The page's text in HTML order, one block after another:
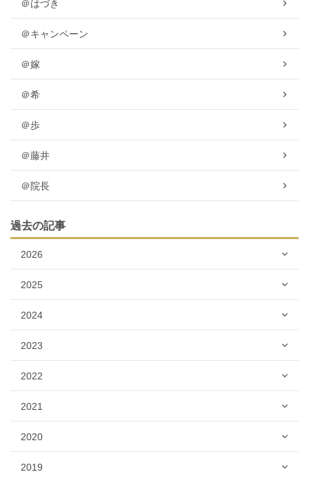
＠はづき
＠キャンペーン
＠嫁
＠希
＠歩
＠藤井
＠院長
過去の記事
2026
2025
2024
2023
2022
2021
2020
2019